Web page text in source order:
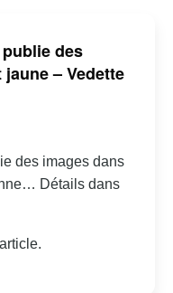
des
– Vedette
des images dans
Détails dans